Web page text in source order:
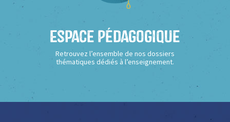
Espace Pédagogique
Retrouvez l’ensemble de nos dossiers
thématiques dédiés à l’enseignement.